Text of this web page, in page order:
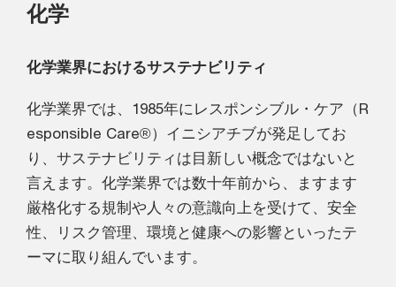
化学
化学業界におけるサステナビリティ
化学業界では、1985年にレスポンシブル・ケア（R
esponsible Care®）イニシアチブが発足してお
り、サステナビリティは目新しい概念ではないと
言えます。化学業界では数十年前から、ますます
厳格化する規制や人々の意識向上を受けて、安全
性、リスク管理、環境と健康への影響といったテ
ーマに取り組んでいます。